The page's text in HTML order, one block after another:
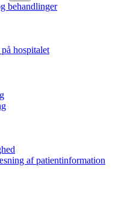
behandlinger
hospitalet
af patientinformation